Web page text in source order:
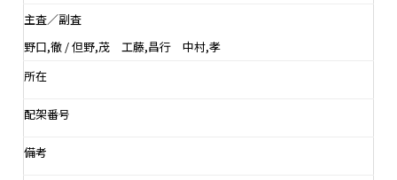
主査／副査
野口,徹 / 但野,茂 工藤,昌行 中村,孝
所在
配架番号
備考